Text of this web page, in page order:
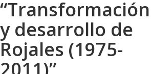
“Transformación
y desarrollo de
Rojales (1975-